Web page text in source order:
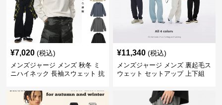
¥7,020 (税込)
メンズジャージ メンズ 秋冬 ミ
ニハイネック 長袖スウェット 抗
¥11,340 (税込)
メンズジャージ メンズ 裏起毛ス
ウェット セットアップ 上下組